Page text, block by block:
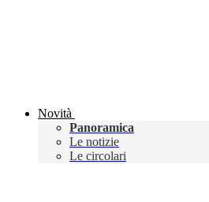
Novità
Panoramica
Le notizie
Le circolari